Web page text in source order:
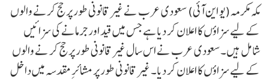
مکہ مکرمہ (یو این آئی) سعودی عرب نے غیر قانونی طور پر حج کرنے والوں
کے لیے سزاؤں کا اعلان کر دیا ہے جس میں قید اور جرمانے کی سزائیں
شامل ہیں۔سعودی عرب نے اس سال غیر قانونی طور پر حج کر نے والوں
کے لیے سزاؤں کا اعلان کر دیا۔ غیر قانونی طور پر مشائرِ مقدسہ میں داخل